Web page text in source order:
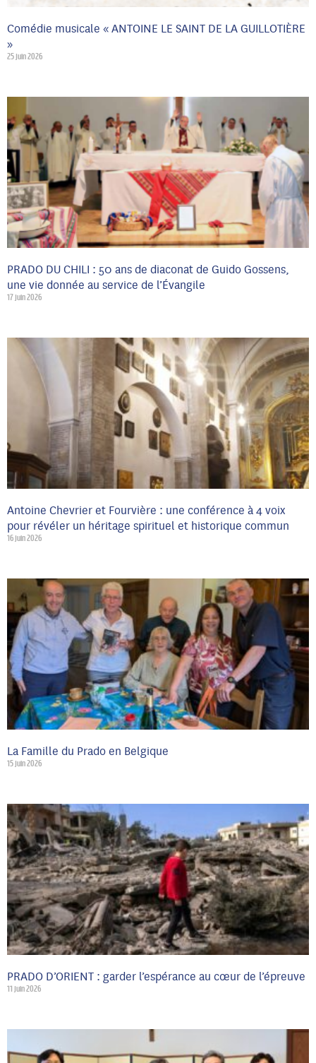
Comédie musicale « ANTOINE LE SAINT DE LA GUILLOTIÈRE
»
25 juin 2026
PRADO DU CHILI : 50 ans de diaconat de Guido Gossens,
une vie donnée au service de l’Évangile
17 juin 2026
Antoine Chevrier et Fourvière : une conférence à 4 voix
pour révéler un héritage spirituel et historique commun
16 juin 2026
La Famille du Prado en Belgique
15 juin 2026
PRADO D’ORIENT : garder l’espérance au cœur de l’épreuve
11 juin 2026